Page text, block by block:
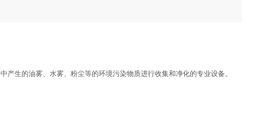
生的油雾、水雾、粉尘等的环境污染物质进行收集和净化的专业设备。